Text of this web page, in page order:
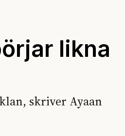
likna
skriver Ayaan